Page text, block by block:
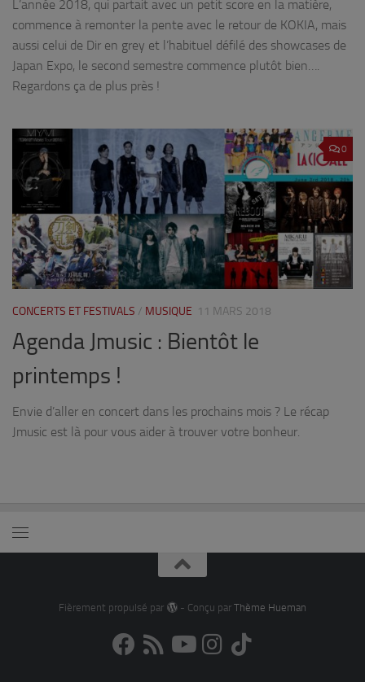
L’année 2018, qui partait avec un petit score en la matière,
commence à remonter la pente avec le retour de KOKIA, mais
aussi celui de Dir en grey et l’habituel défilé des showcases de
Japan Expo, le second semestre commence plutôt bien….
Regardons ça de plus près !
0
CONCERTS ET FESTIVALS / MUSIQUE 11 MARS 2018
Agenda Jmusic : Bientôt le
printemps !
Envie d’aller en concert dans les prochains mois ? Le récap
Jmusic est là pour vous aider à trouver votre bonheur.
Fièrement propulsé par - Conçu par Thème Hueman